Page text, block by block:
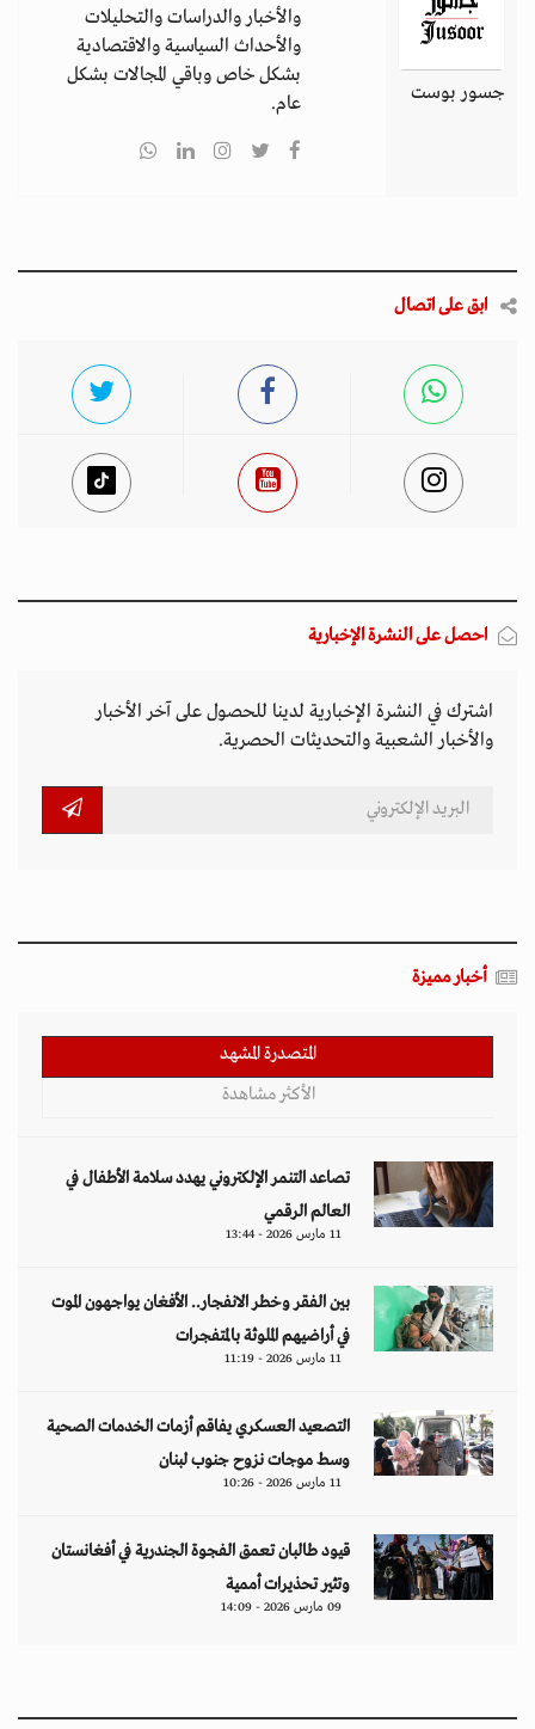
جسور بوست
والأخبار والدراسات والتحليلات
والأحداث السياسية والاقتصادية
بشكل خاص وباقي المجالات بشكل
عام.
ابق على اتصال
احصل على النشرة الإخبارية
اشترك في النشرة الإخبارية لدينا للحصول على آخر الأخبار
والأخبار الشعبية والتحديثات الحصرية.
أخبار مميزة
المتصدرة المشهد
الأكثر مشاهدة
تصاعد التنمر الإلكتروني يهدد سلامة الأطفال في
العالم الرقمي
11 مارس 2026 - 13:44
بين الفقر وخطر الانفجار.. الأفغان يواجهون الموت
في أراضيهم الملوثة بالمتفجرات
11 مارس 2026 - 11:19
التصعيد العسكري يفاقم أزمات الخدمات الصحية
وسط موجات نزوح جنوب لبنان
11 مارس 2026 - 10:26
قيود طالبان تعمق الفجوة الجندرية في أفغانستان
وتثير تحذيرات أممية
09 مارس 2026 - 14:09